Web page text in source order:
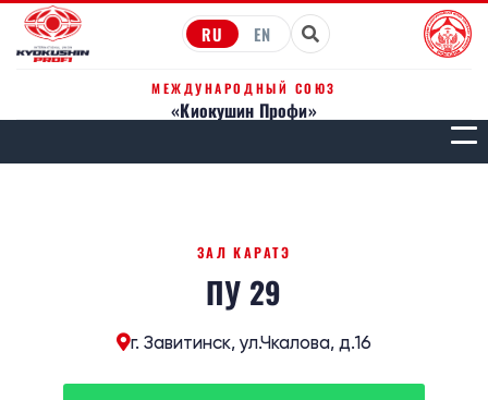
RU EN
МЕЖДУНАРОДНЫЙ СОЮЗ
«Киокушин Профи»
ЗАЛ КАРАТЭ
ПУ 29
г. Завитинск, ул.Чкалова, д.16